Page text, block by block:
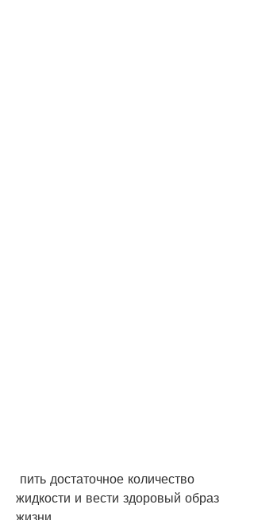
жидкости и вести здоровый образ
жизни.